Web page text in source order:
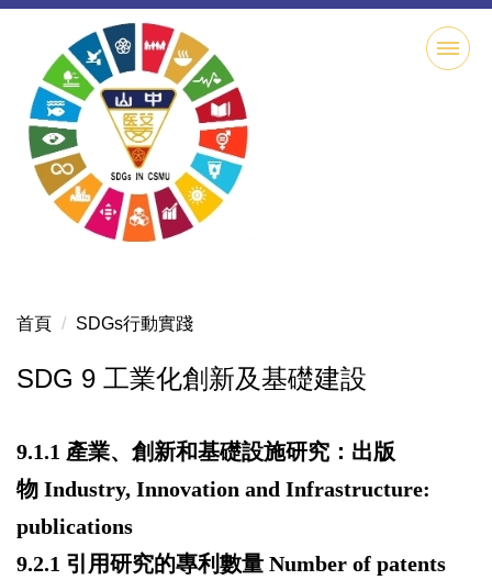
首頁 SDGs行動實踐
SDG 9 工業化創新及基礎建設
9.1.1 產業、創新和基礎設施研究：出版
物 Industry, Innovation and Infrastructure:
publications
9.2.1 引用研究的專利數量 Number of patents